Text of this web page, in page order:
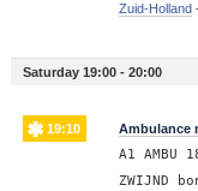
Zuid-Holland
Saturday 19:00 - 20:00
19:10 Ambulance
A1 AMBU
ZWIJND